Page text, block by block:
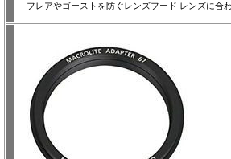
フレアやゴーストを防ぐレンズフード レンズに合